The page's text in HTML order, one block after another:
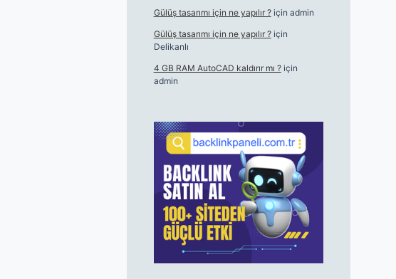
Gülüş tasarımı için ne yapılır ?için admin
Gülüş tasarımı için ne yapılır ?için
Delikanlı
4 GB RAM AutoCAD kaldırır mı ?için
admin